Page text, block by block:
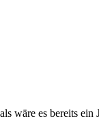
wäre es bereits ein